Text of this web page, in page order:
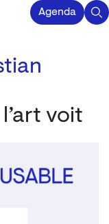
Agenda
voit